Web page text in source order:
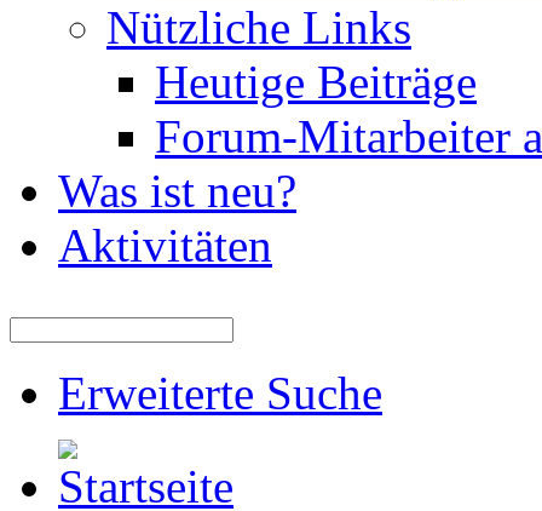
Nützliche Links
Heutige Beiträge
Forum-Mitarbeiter
Was ist neu?
Aktivitäten
Erweiterte Suche